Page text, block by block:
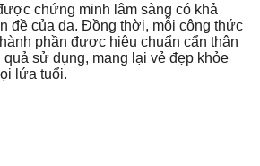
chứng minh lâm sàng có khả
đề của da. Đồng thời, mỗi công thức
phần được hiệu chuẩn cẩn thận
sử dụng, mang lại vẻ đẹp khỏe
lứa tuổi.